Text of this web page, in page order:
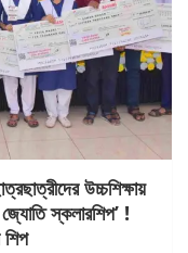
উচ্চশিক্ষায়
স্কলারশিপ’ !